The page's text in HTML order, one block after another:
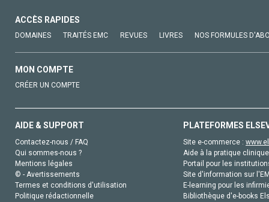
ACCÈS RAPIDES
DOMAINES TRAITÉS EMC REVUES LIVRES NOS FORMULES
MON COMPTE
CRÉER UN COMPTE
AIDE & SUPPORT
Contactez-nous / FAQ
Qui sommes-nous ?
Mentions légales
© - Avertissements
Termes et conditions d'utilisation
Politique rédactionnelle
PLATEFORMES
Site e-commerce :
Aide à la pratique
Portail pour les
Site d'information sur
E-learning pour les
Bibliothèque d'e-books